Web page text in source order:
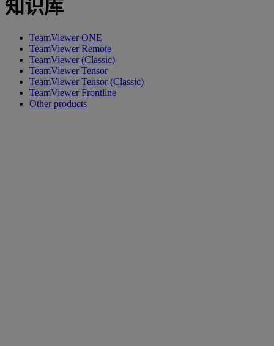
知识库
TeamViewer ONE
TeamViewer Remote
TeamViewer (Classic)
TeamViewer Tensor
TeamViewer Tensor (Classic)
TeamViewer Frontline
Other products